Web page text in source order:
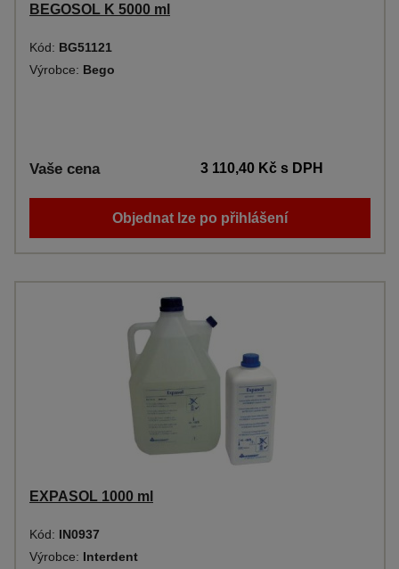
BEGOSOL K 5000 ml
Kód: BG51121
Výrobce: Bego
Vaše cena 3 110,40 Kčs DPH
Objednat lze po přihlášení
EXPASOL 1000 ml
Kód: IN0937
Výrobce: Interdent